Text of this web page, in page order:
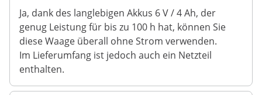
Ja, dank des langlebigen Akkus 6 V / 4 Ah, der
genug Leistung für bis zu 100 h hat, können Sie
diese Waage überall ohne Strom verwenden.
Im Lieferumfang ist jedoch auch ein Netzteil
enthalten.